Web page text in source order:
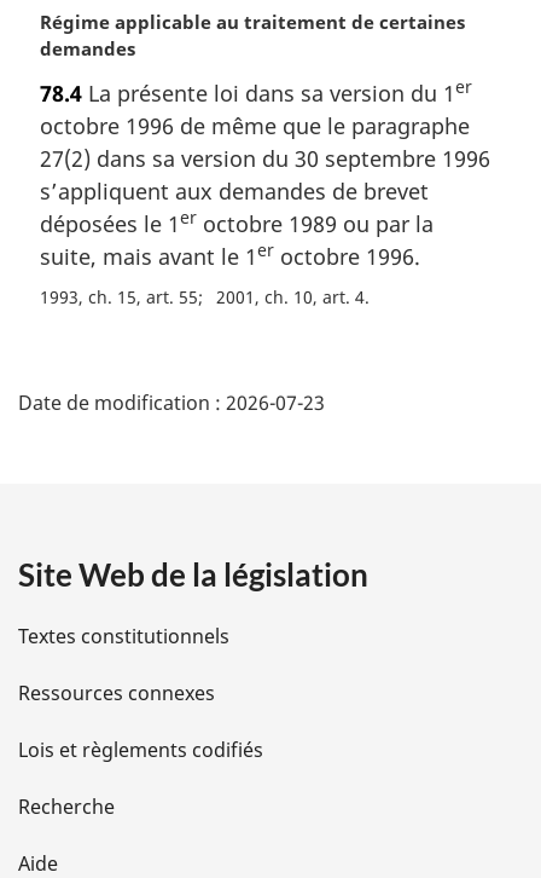
N
o
e
m
a
r
i
n
a
Régime applicable au traitement de certaines
demandes
78.4 La présente loi dans sa version du 1er
octobre 1996 de même que le paragraphe
27(2) dans sa version du 30 septembre 1996
s’appliquent aux demandes de brevet
déposées le 1er octobre 1989 ou par la
suite, mais avant le 1er octobre 1996.
1993, ch. 15, art. 55 2001, ch. 10, art. 4
é
i
l
s
d
e
l
Date de modification : 2026-07-23
Site Web de la législation
Textes constitutionnels
Ressources connexes
Lois et règlements codifiés
Recherche
Aide